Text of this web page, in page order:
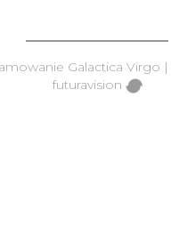
Galactica Virgo
futuravision